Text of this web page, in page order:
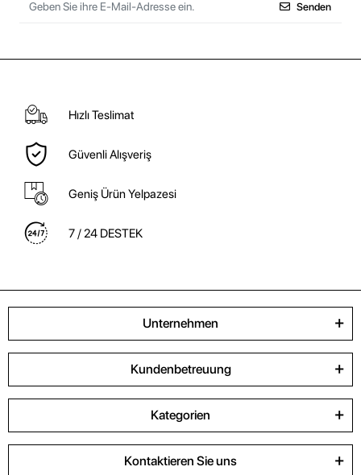
Senden
Hızlı Teslimat
Güvenli Alışveriş
Geniş Ürün Yelpazesi
7 / 24 DESTEK
Unternehmen
Kundenbetreuung
Kategorien
Kontaktieren Sie uns